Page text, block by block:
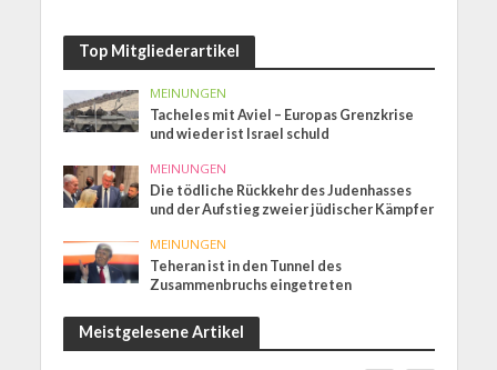
Top Mitgliederartikel
MEINUNGEN
Tacheles mit Aviel – Europas Grenzkrise
und wieder ist Israel schuld
MEINUNGEN
Die tödliche Rückkehr des Judenhasses
und der Aufstieg zweier jüdischer Kämpfer
MEINUNGEN
Teheran ist in den Tunnel des
Zusammenbruchs eingetreten
Meistgelesene Artikel